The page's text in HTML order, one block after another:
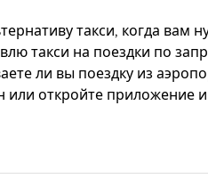
такси, когда вам
такси на поездки по
ли вы поездку из
или откройте приложение